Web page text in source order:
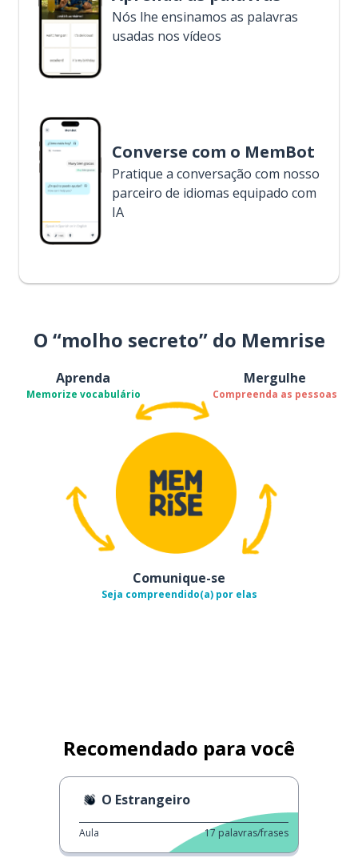
Nós lhe ensinamos as palavras
usadas nos vídeos
Converse com o MemBot
Pratique a conversação com nosso
parceiro de idiomas equipado com
IA
O “molho secreto” do Memrise
Aprenda
Memorize vocabulário
Mergulhe
Compreenda as pessoas
Comunique-se
Seja compreendido(a) por elas
Recomendado para você
O Estrangeiro
Aula 17 palavras/frases